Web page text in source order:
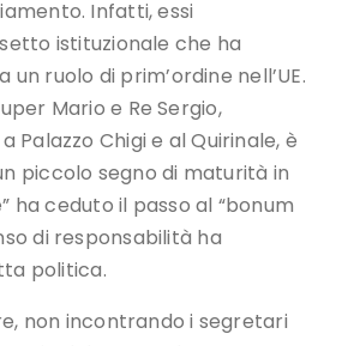
Infatti, essi
istituzionale che ha
un ruolo di prim’ordine nell’UE.
Mario e Re Sergio,
Palazzo Chigi e al Quirinale, è
piccolo segno di maturità in
ha ceduto il passo al “bonum
di responsabilità ha
politica.
non incontrando i segretari